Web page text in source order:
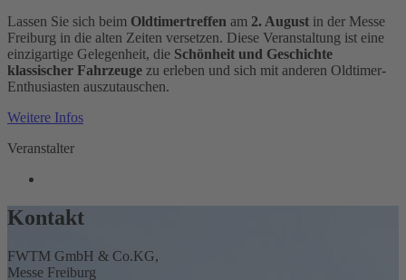
Lassen Sie sich beim Oldtimertreffen am 2. August in der Messe
Freiburg in die alten Zeiten versetzen. Diese Veranstaltung ist eine
einzigartige Gelegenheit, die Schönheit und Geschichte
klassischer Fahrzeuge zu erleben und sich mit anderen Oldtimer-
Enthusiasten auszutauschen.
Weitere Infos
Veranstalter
Kontakt
FWTM GmbH & Co.KG,
Messe Freiburg